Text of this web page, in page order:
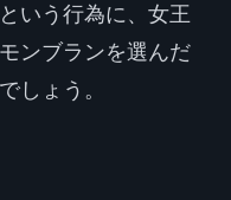
いう行為に、女王
ンブランを選んだ
しょう。